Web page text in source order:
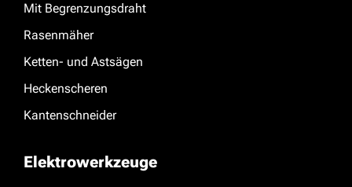
Mit Begrenzungsdraht
Rasenmäher
Ketten- und Astsägen
Heckenscheren
Kantenschneider
Elektrowerkzeuge